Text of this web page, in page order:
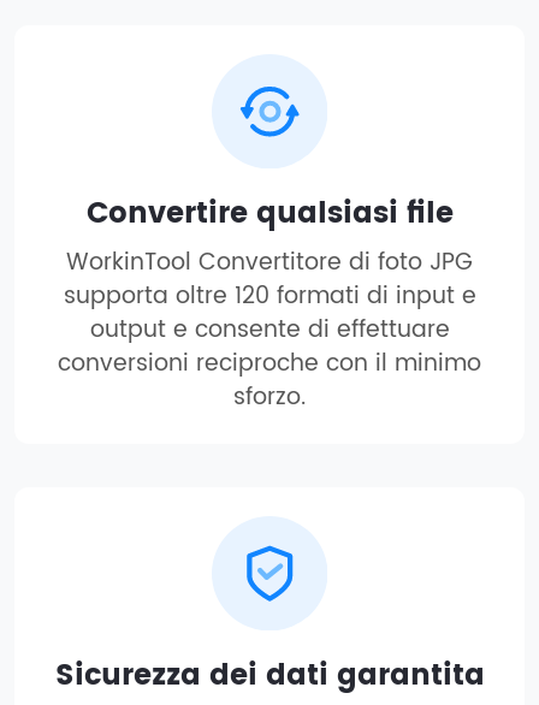
Convertire qualsiasi file
WorkinTool Convertitore di foto JPG
supporta oltre 120 formati di input e
output e consente di effettuare
conversioni reciproche con il minimo
sforzo.
Sicurezza dei dati garantita